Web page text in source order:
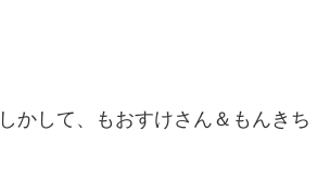
かして、もおすけさん＆もんきち